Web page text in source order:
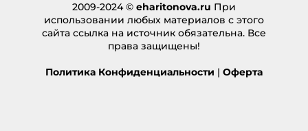
2009-2024 © eharitonova.ru При
использовании любых материалов с этого
сайта ссылка на источник обязательна. Все
права защищены!
Политика Конфиденциальности | Оферта